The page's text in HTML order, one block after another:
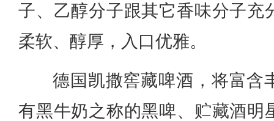
子、乙醇分子跟其它香味分子充
柔软、醇厚，入口优雅。
德国凯撒窖藏啤酒，将富含
有黑牛奶之称的黑啤、贮藏酒明